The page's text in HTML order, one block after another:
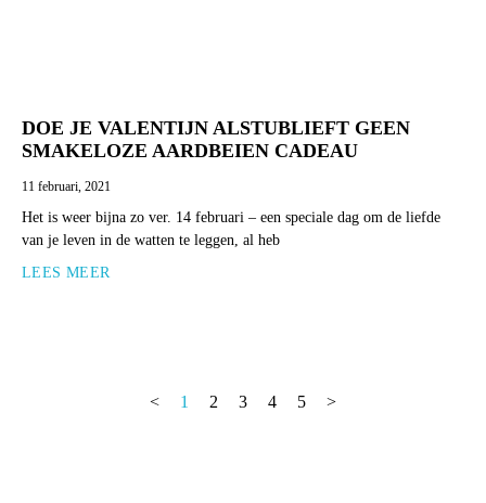
DOE JE VALENTIJN ALSTUBLIEFT GEEN
SMAKELOZE AARDBEIEN CADEAU
11 februari, 2021
Het is weer bijna zo ver. 14 februari – een speciale dag om de liefde
van je leven in de watten te leggen, al heb
LEES MEER
< 1 2 3 4 5 >